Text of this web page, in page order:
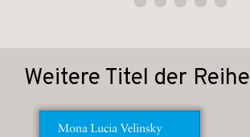
Weitere Titel der Reihe